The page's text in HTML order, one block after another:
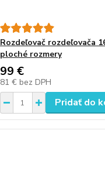
Rozdeľovač rozdeľovača
ploché rozmery
99 €
81 € bez DPH
Pridať do